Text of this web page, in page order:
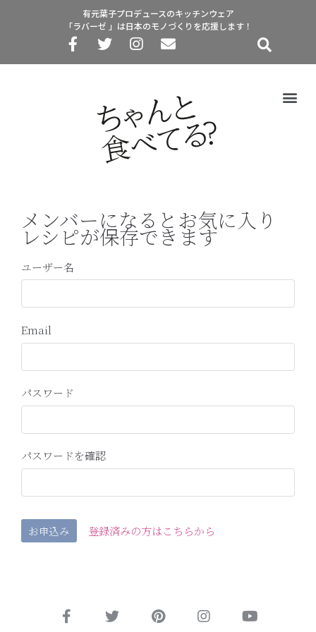
有元葉子プロデュースのキッチンウェア
「ラバーゼ 」は日本のモノづくりを応援します！
メンバーになるとお気に入り
レシピが保存できます
ユーザー名
Email
パスワード
パスワードを確認
登録済みの方はこちらから